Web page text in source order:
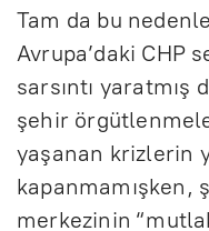
Tam da bu
Avrupa’daki CHP
sarsıntı
şehir
yaşanan krizlerin
kapanmamışken,
merkezinin